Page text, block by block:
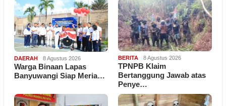
DAERAH 8 Agustus 2026
Warga Binaan Lapas
Banyuwangi Siap Meria…
BERITA 8 Agustus 2026
TPNPB Klaim
Bertanggung Jawab atas
Penye…